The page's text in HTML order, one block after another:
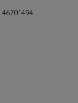
46701494